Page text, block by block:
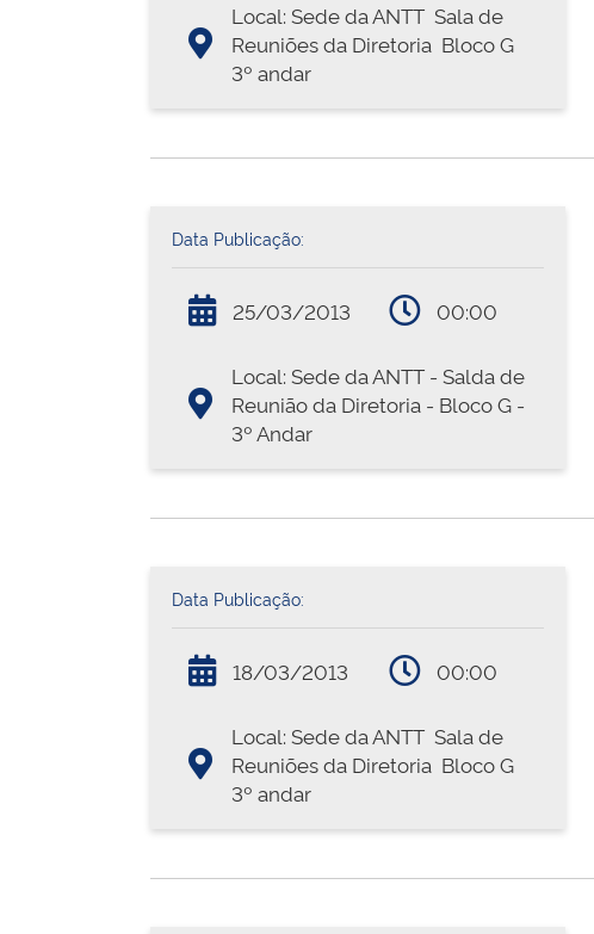
Local: Sede da ANTT  Sala de
Reuniões da Diretoria  Bloco G 
3º andar
Data Publicação:
25/03/2013 00:00
Local: Sede da ANTT - Salda de
Reunião da Diretoria - Bloco G -
3º Andar
Data Publicação:
18/03/2013 00:00
Local: Sede da ANTT  Sala de
Reuniões da Diretoria  Bloco G 
3º andar